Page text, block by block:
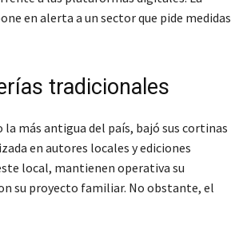
en alerta a un sector que pide medidas
tradicionales
más antigua del país, bajó sus cortinas
en autores locales y ediciones
local, mantienen operativa su
su proyecto familiar. No obstante, el